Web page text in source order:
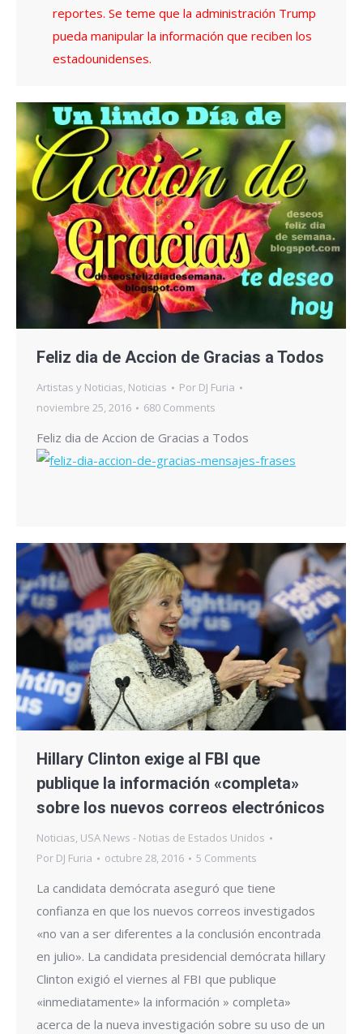
reportes. Se teme que la administración Trump
pueda manipular la información que reciben los
estadounidenses.
Feliz dia de Accion de Gracias a Todos
Artistas y Noticias, Noticias Por DJ Furia
noviembre 25, 2016
680 Comments
Feliz dia de Accion de Gracias a Todos
Hillary Clinton exige al FBI que
publique la información «completa»
sobre los nuevos correos electrónicos
Noticias, USA News - Notias de Estados Unidos
Por DJ Furia octubre 28, 2016 5 Comments
La candidata demócrata aseguró que tiene
confianza en que los nuevos correos investigados
«no van a ser diferentes a la conclusión encontrada
en julio». La candidata presidencial demócrata hillary
Clinton exigió el viernes al FBI que publique
«inmediatamente» la información » completa»
acerca de la nueva investigación sobre su uso de un